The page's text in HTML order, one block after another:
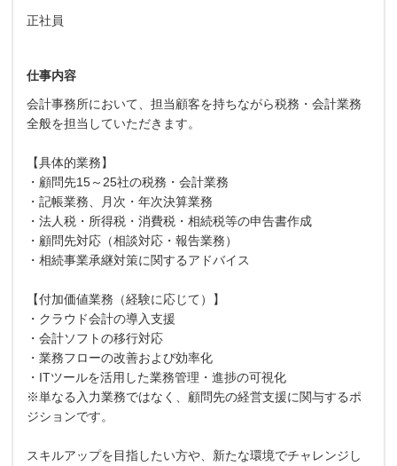
正社員
仕事内容
会計事務所において、担当顧客を持ちながら税務・会計業務
全般を担当していただきます。
【具体的業務】
・顧問先15～25社の税務・会計業務
・記帳業務、月次・年次決算業務
・法人税・所得税・消費税・相続税等の申告書作成
・顧問先対応（相談対応・報告業務）
・相続事業承継対策に関するアドバイス
【付加価値業務（経験に応じて）】
・クラウド会計の導入支援
・会計ソフトの移行対応
・業務フローの改善および効率化
・ITツールを活用した業務管理・進捗の可視化
※単なる入力業務ではなく、顧問先の経営支援に関与するポ
ジションです。
スキルアップを目指したい方や、新たな環境でチャレンジし